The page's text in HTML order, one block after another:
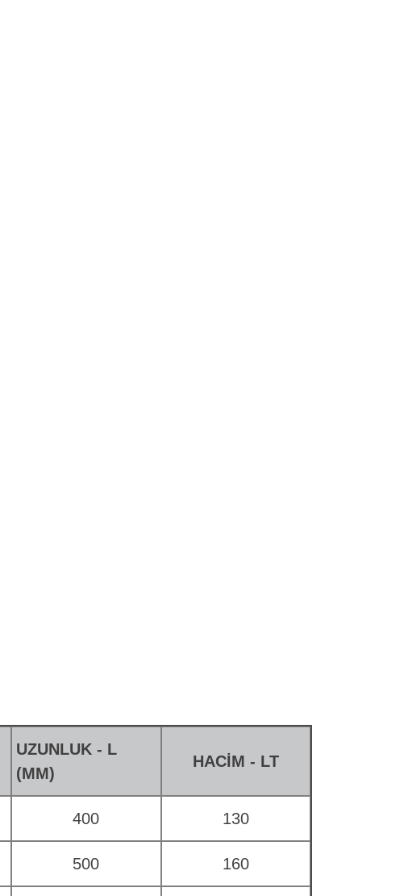
UZUNLUK - L
(MM)
HACİM - LT
400 130
500 160